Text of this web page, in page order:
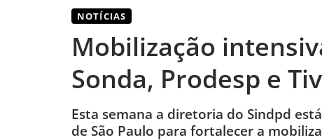
NOTÍCIAS
Mobilização
Sonda, Prodesp e
Esta semana a diretoria do Sindpd
de São Paulo para fortalecer a